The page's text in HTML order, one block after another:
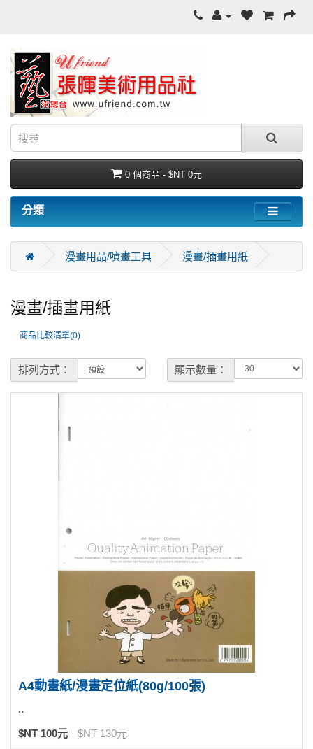
0 個商品 - $NT 0元
分類
漫畫用品/噴畫工具 漫畫/插畫用紙
漫畫/插畫用紙
商品比較清單(0)
排列方式： 顯示數量：
A4動畫紙/漫畫定位紙(80g/100張)
..
$NT 100元 $NT 130元